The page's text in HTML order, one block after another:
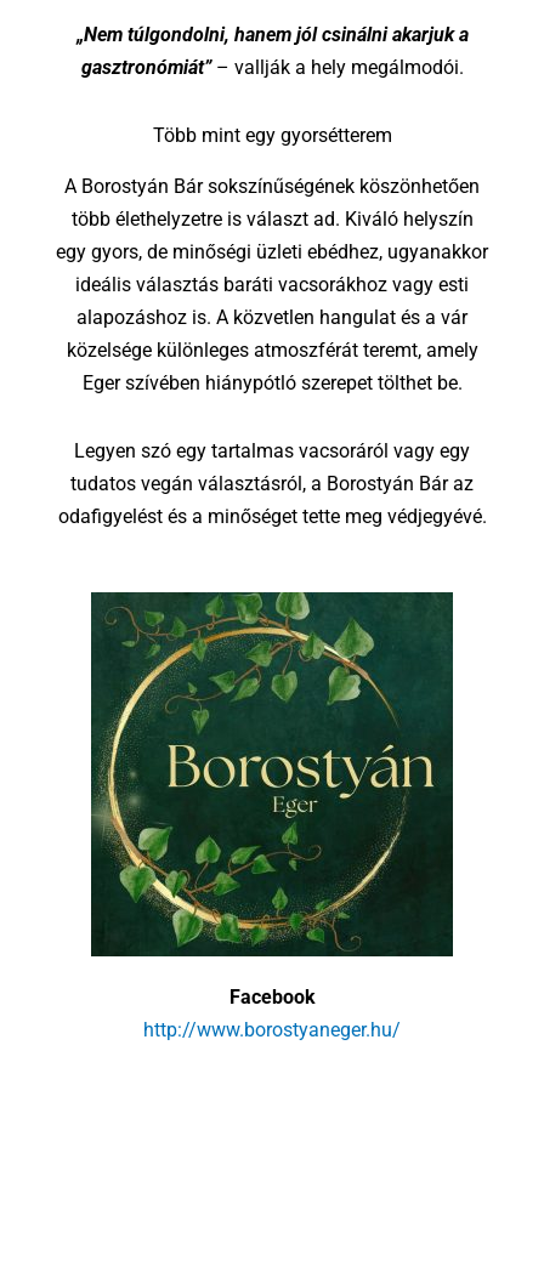
„Nem túlgondolni, hanem jól csinálni akarjuk a
gasztronómiát”– vallják a hely megálmodói.
Több mint egy gyorsétterem
A Borostyán Bár sokszínűségének köszönhetően
több élethelyzetre is választ ad. Kiváló helyszín
egy gyors, de minőségi üzleti ebédhez, ugyanakkor
ideális választás baráti vacsorákhoz vagy esti
alapozáshoz is. A közvetlen hangulat és a vár
közelsége különleges atmoszférát teremt, amely
Eger szívében hiánypótló szerepet tölthet be.
Legyen szó egy tartalmas vacsoráról vagy egy
tudatos vegán választásról, a Borostyán Bár az
odafigyelést és a minőséget tette meg védjegyévé.
Facebook
http://www.borostyaneger.hu/